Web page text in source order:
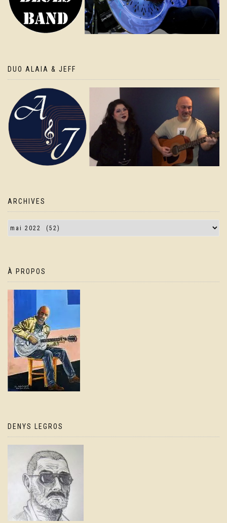
DUO ALAIA & JEFF
ARCHIVES
À PROPOS
DENYS LEGROS